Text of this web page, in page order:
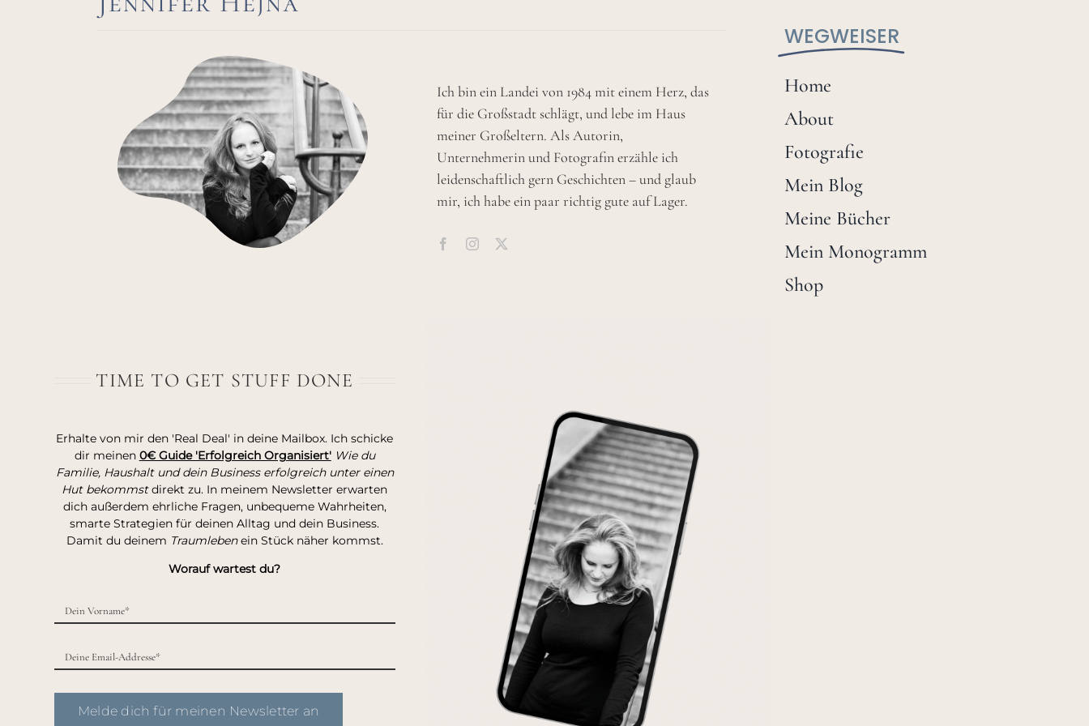
Ich bin ein Landei von 1984 mit einem Herz, das
für die Großstadt schlägt, und lebe im Haus
meiner Großeltern. Als Autorin,
Unternehmerin und Fotografin erzähle ich
leidenschaftlich gern Geschichten – und glaub
mir, ich habe ein paar richtig gute auf Lager.
WEGWEISER
Home
About
Fotografie
Mein Blog
Meine Bücher
Mein Monogramm
Shop
TIME TO GET STUFF DONE
Erhalte von mir den 'Real Deal' in deine Mailbox. Ich schicke
dir meinen 0€ Guide 'Erfolgreich Organisiert' Wie du
Familie, Haushalt und dein Business erfolgreich unter einen
Hut bekommstdirekt zu. In meinem Newsletter erwarten
dich außerdem ehrliche Fragen, unbequeme Wahrheiten,
smarte Strategien für deinen Alltag und dein Business.
Damit du deinem Traumlebenein Stück näher kommst.
Worauf wartest du?
Melde dich für meinen Newsletter an